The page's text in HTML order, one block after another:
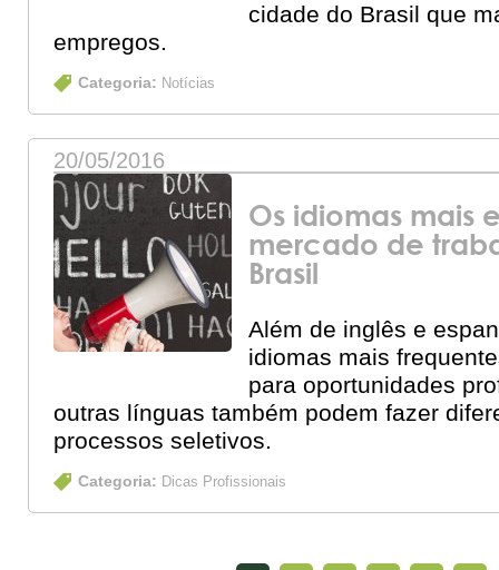
cidade do Brasil que
empregos.
Categoria: Notícias
20/05/2016
Os idiomas mais
mercado de
Brasil
Além de inglês e
idiomas mais
para oportunidades
outras línguas também podem fazer
processos seletivos.
Categoria: Dicas Profissionais